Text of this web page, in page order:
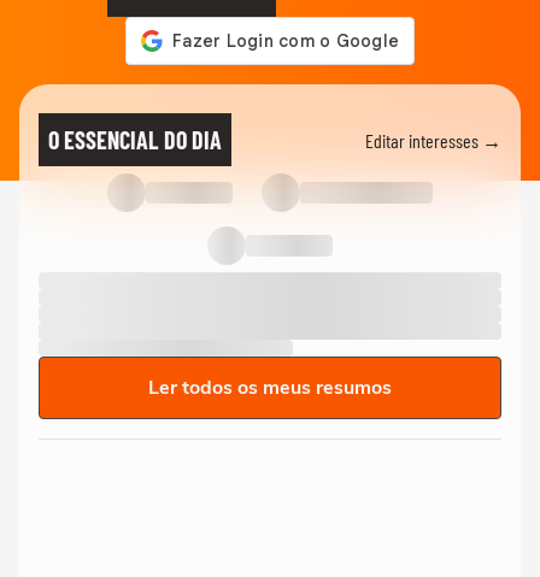
O ESSENCIAL DO DIA Editar interesses →
Ler todos os meus resumos